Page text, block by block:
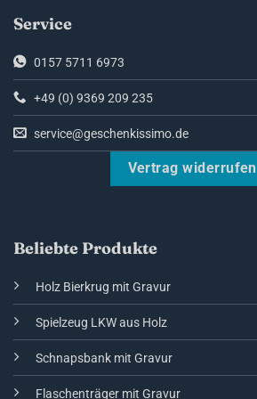
Service
0157 5711 6973
+49 (0) 9369 209 235
service@geschenkissimo.de
Vertrag widerrufen
Beliebte Produkte
Holz Bierkrug mit Gravur
Spielzeug LKW aus Holz
Schnapsbank mit Gravur
Flaschenträger mit Gravur